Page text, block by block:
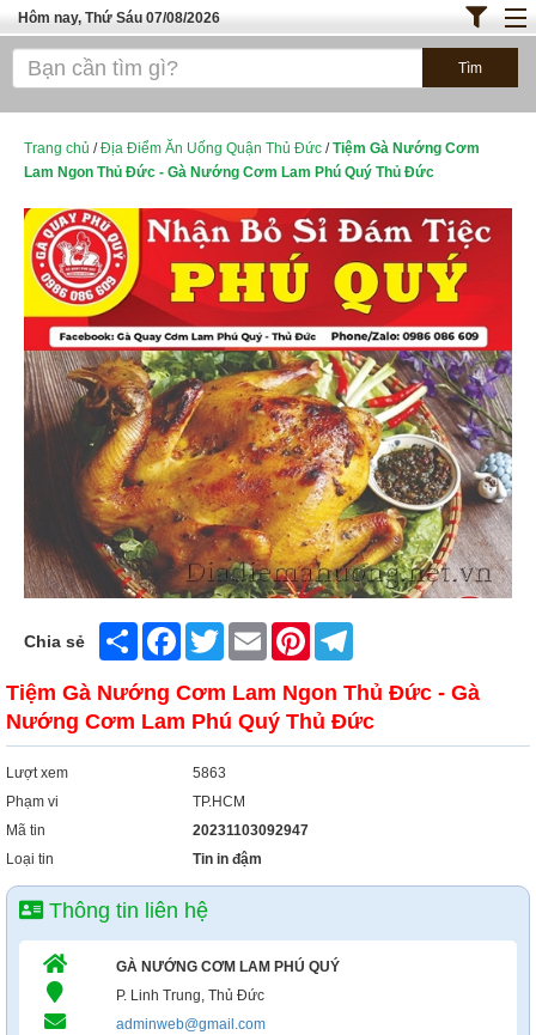
Hôm nay, Thứ Sáu 07/08/2026
Trang chủ
Bánh - Đồ Ăn Vặt
TOP QUÁN ĂN
ĐỊA ĐIỂM ĂN UỐNG HÀ NỘI
Trang chủ /Địa Điểm Ăn Uống Quận Thủ Đức /Tiệm Gà Nướng Cơm
Lam Ngon Thủ Đức - Gà Nướng Cơm Lam Phú Quý Thủ Đức
Chia sẻ Share FacebookTwitter Email Pinterest
Tiệm Gà Nướng Cơm Lam Ngon Thủ Đức - Gà
Nướng Cơm Lam Phú Quý Thủ Đức
Lượt xem
5863
Phạm vi
TP.HCM
Mã tin
20231103092947
Loại tin
Tin in đậm
Thông tin liên hệ
GÀ NƯỚNG CƠM LAM PHÚ QUÝ
P. Linh Trung, Thủ Đức
adminweb@gmail.com